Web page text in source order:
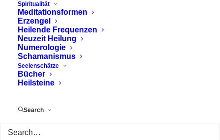
Spiritualität
Meditationsformen
Erzengel
Heilende Frequenzen
Neuzeit Heilung
Numerologie
Schamanismus
Seelenschätze
Bücher
Heilsteine
Search